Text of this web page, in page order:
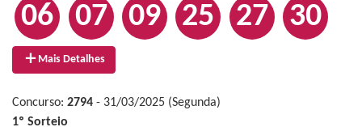
06 07 09 25 27 30
Mais Detalhes
Concurso: 2794 - 31/03/2025 (Segunda)
1º Sorteio